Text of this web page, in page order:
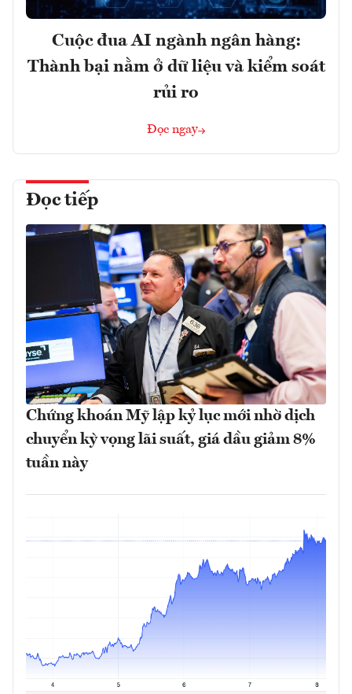
Cuộc đua AI ngành ngân hàng:
Thành bại nằm ở dữ liệu và kiểm soát
rủi ro
Đọc ngay
Đọc tiếp
Chứng khoán Mỹ lập kỷ lục mới nhờ dịch
chuyển kỳ vọng lãi suất, giá dầu giảm 8%
tuần này